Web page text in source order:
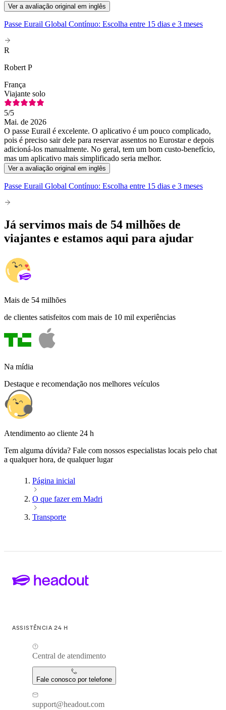
Ver a avaliação original em inglês
Passe Eurail Global Contínuo: Escolha entre 15 dias e 3 meses
R
Robert P
França
Viajante solo
5/5
Mai. de 2026
O passe Eurail é excelente. O aplicativo é um pouco complicado,
pois é preciso sair dele para reservar assentos no Eurostar e depois
adicioná-los manualmente. No geral, tem um bom custo-benefício,
mas um aplicativo mais simplificado seria melhor.
Ver a avaliação original em inglês
Passe Eurail Global Contínuo: Escolha entre 15 dias e 3 meses
Já servimos mais de 54 milhões de
viajantes e estamos aqui para ajudar
Mais de 54 milhões
de clientes satisfeitos com mais de 10 mil experiências
Na mídia
Destaque e recomendação nos melhores veículos
Atendimento ao cliente 24 h
Tem alguma dúvida? Fale com nossos especialistas locais pelo chat
a qualquer hora, de qualquer lugar
Página inicial
O que fazer em Madri
Transporte
ASSISTÊNCIA 24 H
Central de atendimento
Fale conosco por telefone
support@headout.com